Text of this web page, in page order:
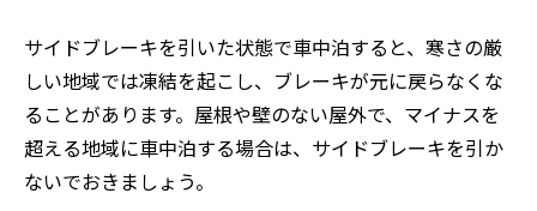
サイドブレーキを引いた状態で車中泊すると、寒さの厳
しい地域では凍結を起こし、ブレーキが元に戻らなくな
ることがあります。屋根や壁のない屋外で、マイナスを
超える地域に車中泊する場合は、サイドブレーキを引か
ないでおきましょう。